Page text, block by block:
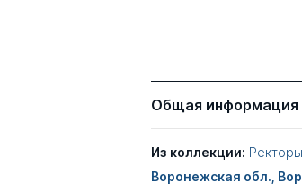
Общая информация
Из коллекции:
Воронежская обл.,